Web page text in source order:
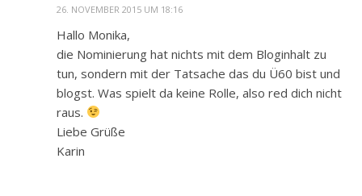
26. NOVEMBER 2015 UM 18:16
Hallo Monika,
die Nominierung hat nichts mit dem Bloginhalt zu
tun, sondern mit der Tatsache das du Ü60 bist und
blogst. Was spielt da keine Rolle, also red dich nicht
raus.
Liebe Grüße
Karin